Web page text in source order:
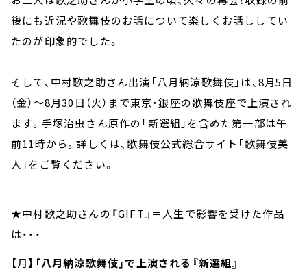
後にも近況や歌舞伎のお話について楽しくお話ししてい
たのが印象的でした。
そして、中村歌之助さん出演「八月納涼歌舞伎」は、8月5日
（金）～8月30日（火）まで東京・銀座の歌舞伎座で上演され
ます。手塚治虫さん原作の「新選組」を含めた第一部は午
前11時から。詳しくは、歌舞伎公式総合サイト「歌舞伎美
人」をご覧ください。
★中村歌之助さんの『GIFT』＝人生で影響を受けた作品
は・・・
【月】 「八月納涼歌舞伎」で上演される『新選組』